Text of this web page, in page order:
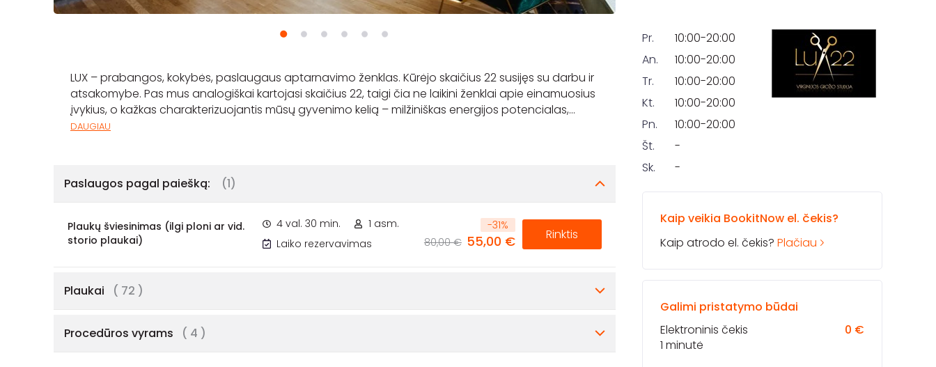
LUX – prabangos, kokybės, paslaugaus aptarnavimo ženklas. Kūrėjo skaičius 22 susijęs su darbu ir
atsakomybe. Pas mus analogiškai kartojasi skaičius 22, taigi čia ne laikini ženklai apie einamuosius
įvykius, o kažkas charakterizuojantis mūsų gyvenimo kelią – milžiniškas energijos potencialas,...
DAUGIAU
Paslaugos pagal paiešką: (1)
Plaukų šviesinimas (ilgi ploni ar vid.
storio plaukai)
4 val. 30 min.
1 asm.
Laiko rezervavimas
-31%
80,00 € 55,00 € Rinktis
Plaukai ( 72 )
Procedūros vyrams ( 4 )
Pr.
10:00-20:00
An.
10:00-20:00
Tr.
10:00-20:00
Kt.
10:00-20:00
Pn.
10:00-20:00
Št.
-
Sk.
-
Kaip veikia BookitNow el. čekis?
Kaip atrodo el. čekis? Plačiau
Galimi pristatymo būdai
0 €
Elektroninis čekis
1 minutė